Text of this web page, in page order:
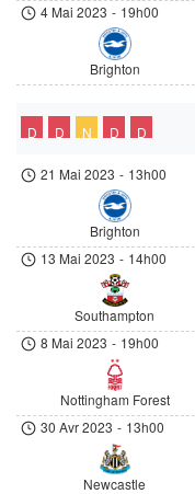
4 Mai 2023 - 19h00
Brighton
D D N D D
21 Mai 2023 - 13h00
Brighton
13 Mai 2023 - 14h00
Southampton
8 Mai 2023 - 19h00
Nottingham Forest
30 Avr 2023 - 13h00
Newcastle